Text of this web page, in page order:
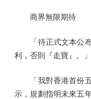
商界無限期待
「待正式文本公布
利，否則『走寶』。」
「我對香港首份五
示，規劃指明未來五